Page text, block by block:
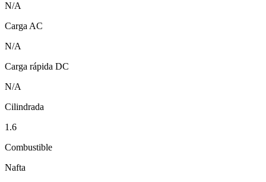
N/A
Carga AC
N/A
Carga rápida DC
N/A
Cilindrada
1.6
Combustible
Nafta